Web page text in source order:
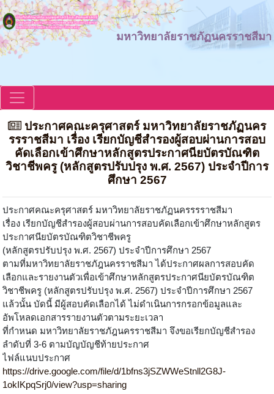
มหาวิทยาลัยราชภัฏนครราชสีมา
ประกาศคณะครุศาสตร์ มหาวิทยาลัยราชภัฏนคร
รรราชสีมา เรื่อง เรียกบัญชีสำรองผู้สอบผ่านการสอบ
คัดเลือกเข้าศึกษาหลักสูตรประกาศนียบัตรบัณฑิต
วิชาชีพครู (หลักสูตรปรับปรุง พ.ศ. 2567) ประจำปีการ
ศึกษา 2567
ประกาศคณะครุศาสตร์ มหาวิทยาลัยราชภัฏนครรรราชสีมา
เรื่อง เรียกบัญชีสำรองผู้สอบผ่านการสอบคัดเลือกเข้าศึกษาหลักสูตร
ประกาศนียบัตรบัณฑิตวิชาชีพครู
(หลักสูตรปรับปรุง พ.ศ. 2567) ประจำปีการศึกษา 2567
ตามที่มหาวิทยาลัยราชภัฎนครราชสีมา ได้ประกาศผลการสอบคัด
เลือกและรายงานตัวเพื่อเข้าศึกษาหลักสูตรประกาศนียบัตรบัณฑิต
วิชาชีพครู (หลักสูตรปรับปรุง พ.ศ. 2567) ประจำปีการศึกษา 2567
แล้วนั้น บัดนี้ มีผู้สอบคัดเลือกได้ ไม่ดำเนินการกรอกข้อมูลและ
อัพโหลดเอกสารรายงานตัวตามระยะเวลา
ที่กำหนด มหาวิทยาลัยราชภัฎนครราชสีมา จึงขอเรียกบัญชีสำรอง
ลำดับที่ 3-6 ตามบัญบัญชีท้ายประกาศ
ไฟล์แนบประกาศ
https://drive.google.com/file/d/1bfns3jSZWWeStnll2G8J-
1okIKpqSrj0/view?usp=sharing